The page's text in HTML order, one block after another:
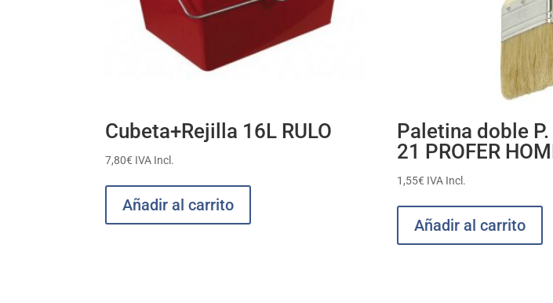
Cubeta+Rejilla 16L RULO
7,80€ IVA Incl.
Añadir al carrito
Paletina doble
21 PROFER
1,55€ IVA Incl.
Añadir al carrito